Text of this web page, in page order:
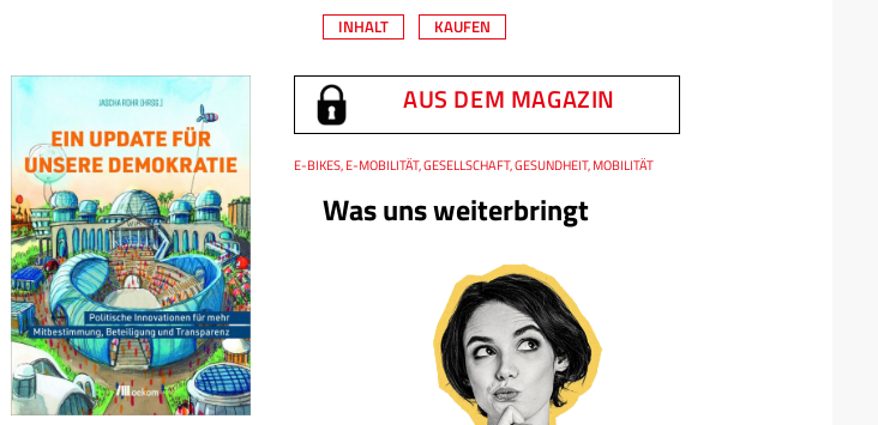
INHALT KAUFEN
AUS DEM MAGAZIN
Was uns weiterbringt
Thema
E-BIKES, E-MOBILITÄT, GESELLSCHAFT, GESUNDHEIT, MOBILITÄT